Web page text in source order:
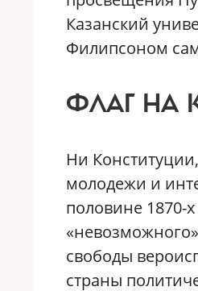
Казанский
Филипсоном
ФЛАГ НА
Ни
молодежи и
половине 1870-
свободы
страны